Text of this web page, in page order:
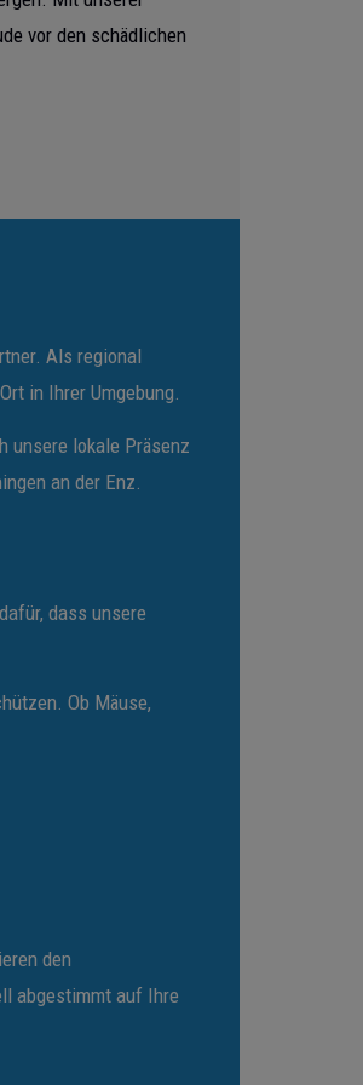
vor den schädlichen
Als regional
in Ihrer Umgebung.
unsere lokale Präsenz
an der Enz.
dass unsere
Ob Mäuse,
den
abgestimmt auf Ihre